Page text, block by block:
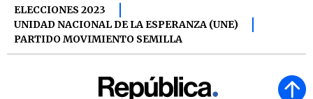
ELECCIONES 2023
UNIDAD NACIONAL DE LA ESPERANZA (UNE)
PARTIDO MOVIMIENTO SEMILLA